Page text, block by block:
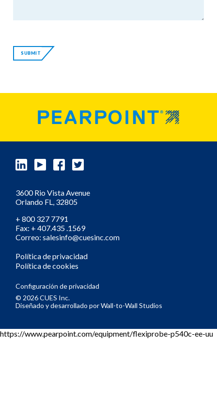
SUBMIT
3600 Rio Vista Avenue
Orlando FL, 32805
+ 800 327 7791
Fax: + 407.435 .1569
Correo: salesinfo@cuesinc.com
Política de privacidad
Política de cookies
Configuración de privacidad
© 2026 CUES Inc.
Diseñado y desarrollado porWall-to-Wall Studios
https://www.pearpoint.com/equipment/flexiprobe-p540c-ee-uu